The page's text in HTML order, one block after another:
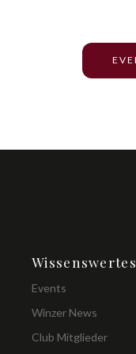
Wissenswertes
Events
Winzer News
Club Mitglieder